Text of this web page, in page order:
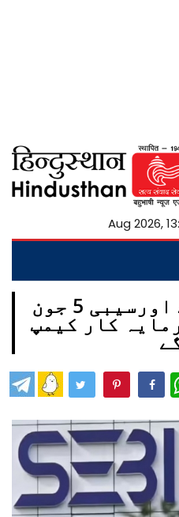
آئی ای پی ایف اے اورسیبی 5 جون
کار کیمپ